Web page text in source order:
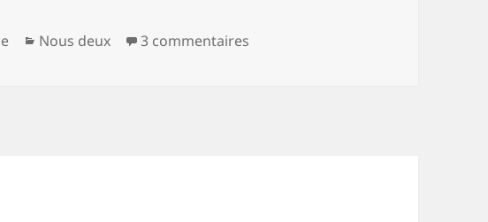
Catégories
Nous deux 3 commentaires